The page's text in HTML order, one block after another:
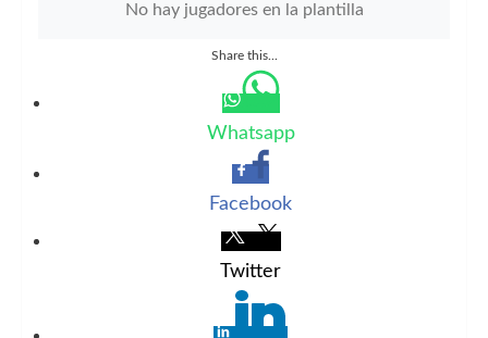
No hay jugadores en la plantilla
Share this...
Whatsapp
Facebook
Twitter